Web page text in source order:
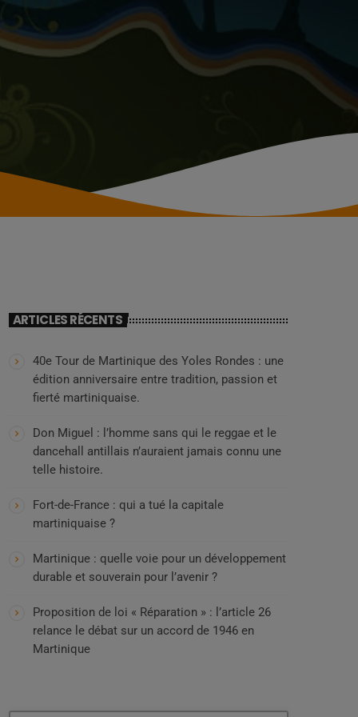
ARTICLES RÉCENTS
40e Tour de Martinique des Yoles Rondes : une
édition anniversaire entre tradition, passion et
fierté martiniquaise.
Don Miguel : l’homme sans qui le reggae et le
dancehall antillais n’auraient jamais connu une
telle histoire.
Fort-de-France : qui a tué la capitale
martiniquaise ?
Martinique : quelle voie pour un développement
durable et souverain pour l’avenir ?
Proposition de loi « Réparation » : l’article 26
relance le débat sur un accord de 1946 en
Martinique